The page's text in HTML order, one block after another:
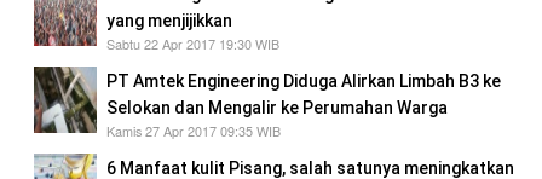
yang menjijikkan
Sabtu 22 Apr 2017 19:30 WIB
PT Amtek Engineering Diduga Alirkan Limbah B3 ke
Selokan dan Mengalir ke Perumahan Warga
Kamis 27 Apr 2017 09:35 WIB
6 Manfaat kulit Pisang, salah satunya meningkatkan